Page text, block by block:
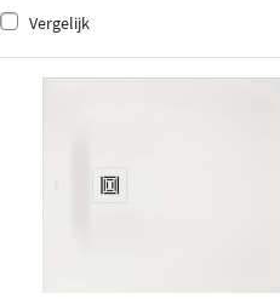
Vergelijk